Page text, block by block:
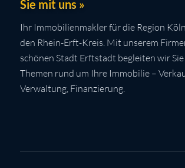
Sie mit uns »
Ihr Immobilienmakler für die Region
den Rhein-Erft-Kreis. Mit unserem
schönen Stadt Erftstadt begleiten wir
Themen rund um Ihre Immobilie –
Verwaltung, Finanzierung.